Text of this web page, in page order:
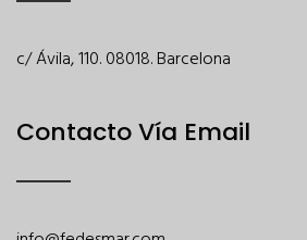
c/ Ávila, 110. 08018. Barcelona
Contacto Vía Email